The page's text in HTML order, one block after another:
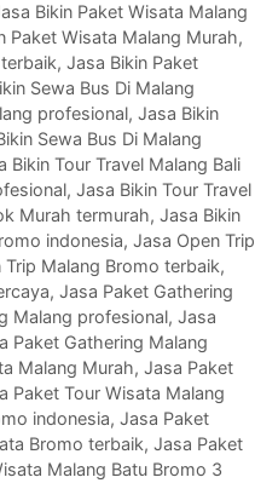
Bikin Paket Wisata Malang
Paket Wisata Malang Murah,
, Jasa Bikin Paket
Sewa Bus Di Malang
profesional, Jasa Bikin
Sewa Bus Di Malang
Bikin Tour Travel Malang Bali
, Jasa Bikin Tour Travel
Murah termurah, Jasa Bikin
indonesia, Jasa Open Trip
Trip Malang Bromo terbaik,
, Jasa Paket Gathering
Malang profesional, Jasa
Paket Gathering Malang
Malang Murah, Jasa Paket
Paket Tour Wisata Malang
indonesia, Jasa Paket
Bromo terbaik, Jasa Paket
Malang Batu Bromo 3